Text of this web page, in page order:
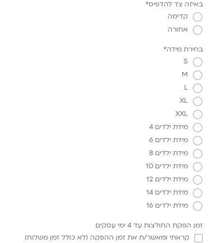
באיזה צד להדפיס*
קדימה
אחורה
בחירת מידה*
S
M
L
XL
XXL
מידת ילדים 4
מידת ילדים 6
מידת ילדים 8
מידת ילדים 10
מידת ילדים 12
מידת ילדים 14
מידת ילדים 16
זמן הפקת החולצות עד 4 ימי עסקים
קראתי ומאשר/ת את זמן ההפקה (לא כולל זמן משלוח)